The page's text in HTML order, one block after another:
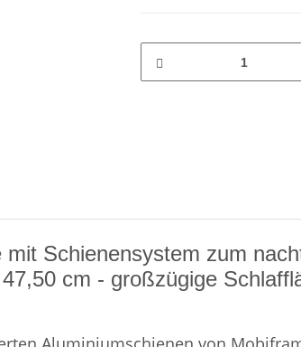
Schienensystem zum
cm - großzügige